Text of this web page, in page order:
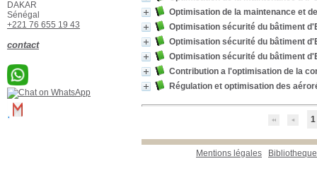
Optimisation de la maintenance et
Optimisation sécurité du bâtiment
Optimisation sécurité du bâtiment
Optimisation sécurité du bâtiment
Contribution a l'optimisation de la
Régulation et optimisation des
1
Mentions légales
DAKAR
Sénégal
+221 76 655 19 43
contact